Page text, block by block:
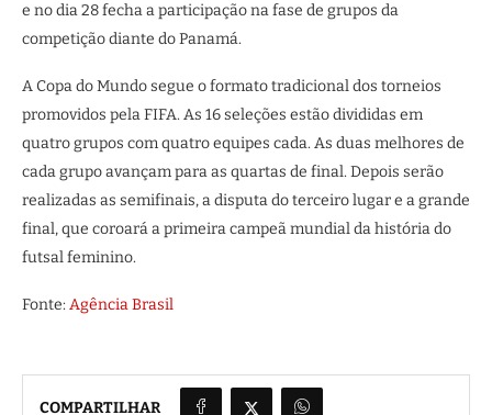
e no dia 28 fecha a participação na fase de grupos da
competição diante do Panamá.
A Copa do Mundo segue o formato tradicional dos torneios
promovidos pela FIFA. As 16 seleções estão divididas em
quatro grupos com quatro equipes cada. As duas melhores de
cada grupo avançam para as quartas de final. Depois serão
realizadas as semifinais, a disputa do terceiro lugar e a grande
final, que coroará a primeira campeã mundial da história do
futsal feminino.
Fonte: Agência Brasil
COMPARTILHAR